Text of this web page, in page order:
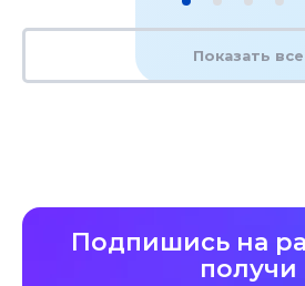
Показать все
Подпишись на
получи